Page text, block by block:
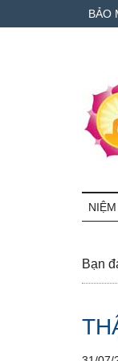
to
to
qua
BẢO
cứu
thuật
Phật
học
Bạn